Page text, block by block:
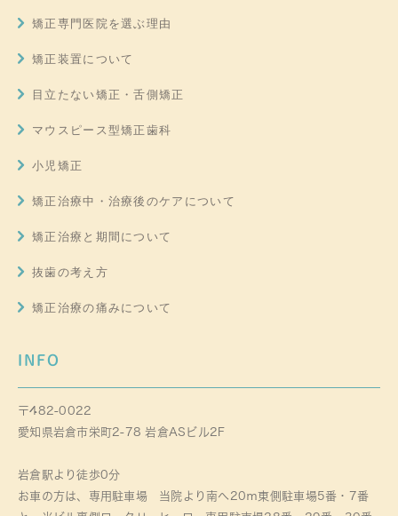
矯正専門医院を選ぶ理由
矯正装置について
目立たない矯正・舌側矯正
マウスピース型矯正歯科
小児矯正
矯正治療中・治療後のケアについて
矯正治療と期間について
抜歯の考え方
矯正治療の痛みについて
INFO
〒482-0022
愛知県岩倉市栄町2-78 岩倉ASビル2F
岩倉駅より徒歩0分
お車の方は、専用駐車場 当院より南へ20ｍ東側駐車場5番・7番